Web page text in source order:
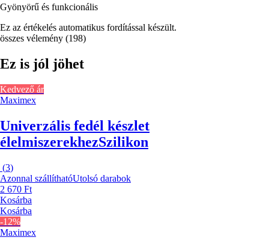
Gyönyörű és funkcionális
Ez az értékelés automatikus fordítással készült.
összes vélemény (198)
Ez is jól jöhet
Kedvező ár
Maximex
Univerzális fedél készlet
élelmiszerekhezSzilikon
(3)
Azonnal szállíthatóUtolsó darabok
2 670 Ft
Kosárba
Kosárba
-12%
Maximex